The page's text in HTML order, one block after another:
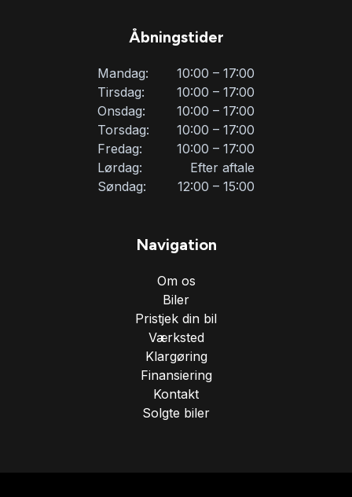
Åbningstider
Mandag:
10:00 – 17:00
Tirsdag:
10:00 – 17:00
Onsdag:
10:00 – 17:00
Torsdag:
10:00 – 17:00
Fredag:
10:00 – 17:00
Lørdag:
Efter aftale
Søndag:
12:00 – 15:00
Navigation
Om os
Biler
Pristjek din bil
Værksted
Klargøring
Finansiering
Kontakt
Solgte biler